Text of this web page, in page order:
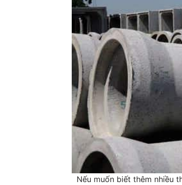
Nếu muốn biết thêm nhiều